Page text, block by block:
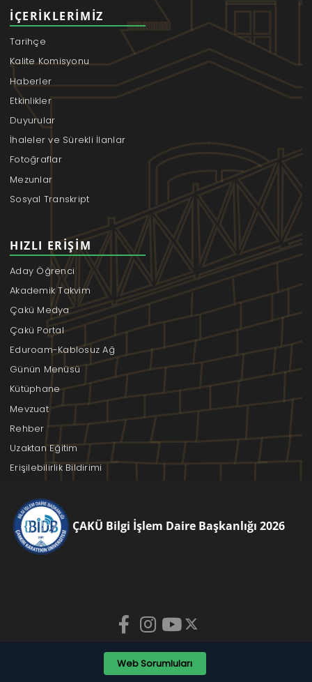
İÇERIKLERIMIZ
Tarihçe
Kalite Komisyonu
Haberler
Etkinlikler
Duyurular
İhaleler ve Sürekli İlanlar
Fotoğraflar
Mezunlar
Sosyal Transkript
HIZLI ERIŞIM
Aday Öğrenci
Akademik Takvim
Çakü Medya
Çakü Portal
Eduroam-Kablosuz Ağ
Günün Menüsü
Kütüphane
Mevzuat
Rehber
Uzaktan Eğitim
Erişilebilirlik Bildirimi
ÇAKÜ Bilgi İşlem Daire Başkanlığı 2026
Web Sorumluları